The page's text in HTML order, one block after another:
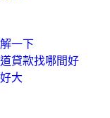
一下
貸款找哪間好
大